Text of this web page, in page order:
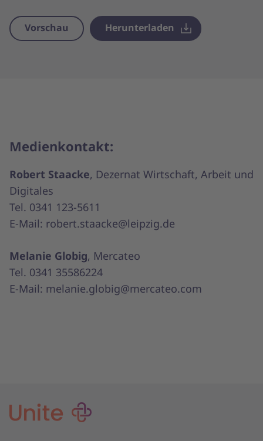
Vorschau Herunterladen
Medienkontakt:
Robert Staacke, Dezernat Wirtschaft, Arbeit und
Digitales
Tel. 0341 123-5611
E-Mail: robert.staacke@leipzig.de
Melanie Globig, Mercateo
Tel. 0341 35586224
E-Mail: melanie.globig@mercateo.com